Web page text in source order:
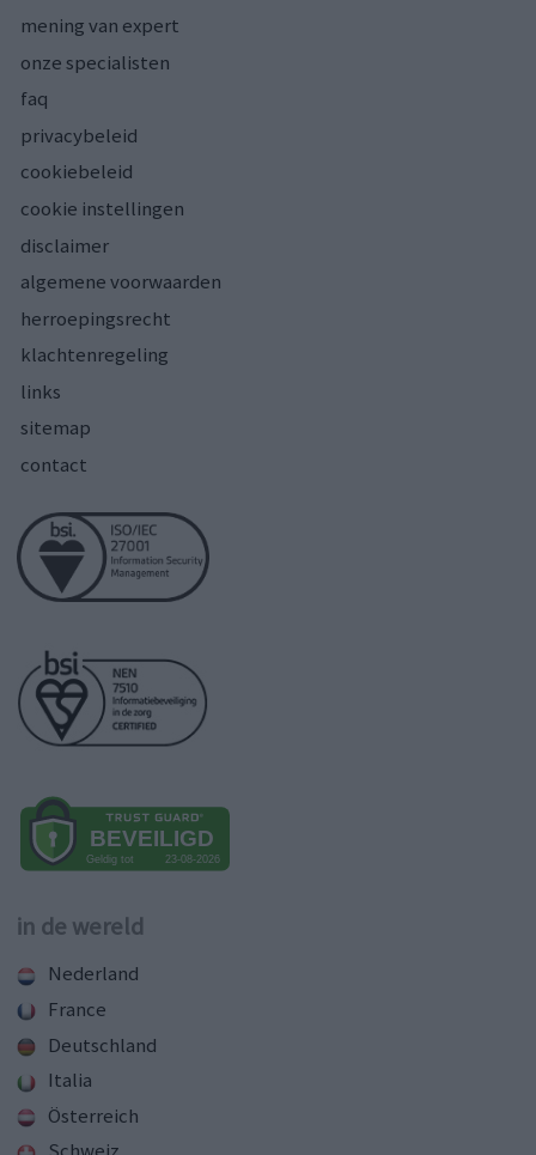
mening van expert
onze specialisten
faq
privacybeleid
cookiebeleid
cookie instellingen
disclaimer
algemene voorwaarden
herroepingsrecht
klachtenregeling
links
sitemap
contact
in de wereld
Nederland
France
Deutschland
Italia
Österreich